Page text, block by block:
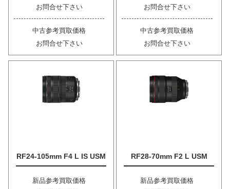
お問合せ下さい
中古参考買取価格
お問合せ下さい
お問合せ下さい
中古参考買取価格
お問合せ下さい
RF24-105mm F4 L IS USM
新品参考買取価格
RF28-70mm F2 L USM
新品参考買取価格